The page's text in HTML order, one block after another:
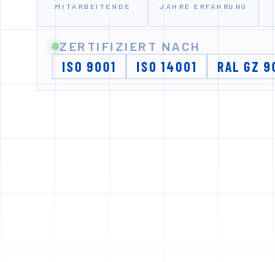
MITARBEITENDE JAHRE ERFAHRUNG
ZERTIFIZIERT NACH
ISO 9001 ISO 14001 RAL GZ